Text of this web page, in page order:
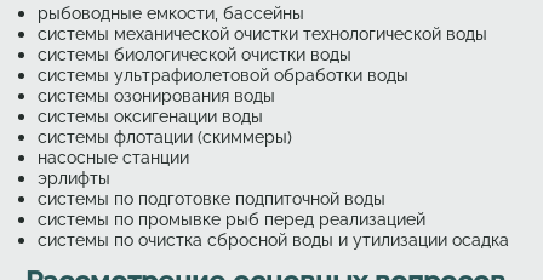
рыбоводные емкости, бассейны
системы механической очистки технологической воды
системы биологической очистки воды
системы ультрафиолетовой обработки воды
системы озонирования воды
системы оксигенации воды
системы флотации (скиммеры)
насосные станции
эрлифты
системы по подготовке подпиточной воды
системы по промывке рыб перед реализацией
системы по очистка сбросной воды и утилизации осадка